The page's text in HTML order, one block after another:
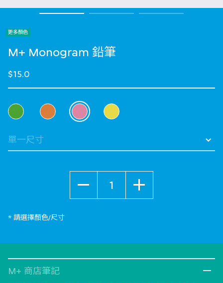
更多顏色
M+ Monogram 鉛筆
$15.0
選擇 顏色
selected
* 請選擇顏色/尺寸
M+ 商店筆記